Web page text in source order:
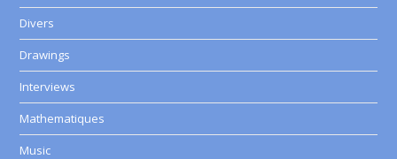
Divers
Drawings
Interviews
Mathematiques
Music